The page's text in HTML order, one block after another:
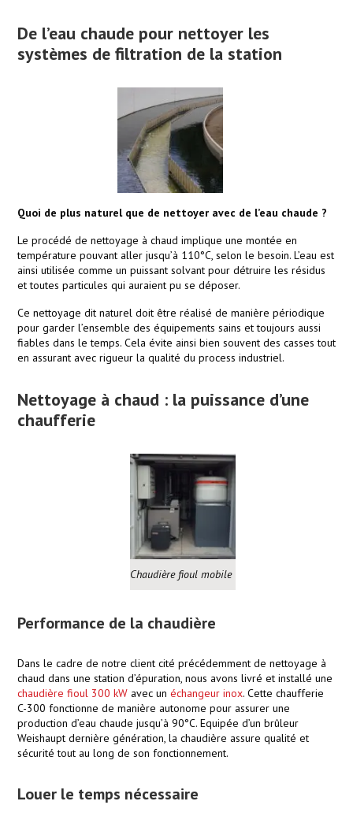
De l’eau chaude pour nettoyer les
systèmes de filtration de la station
Quoi de plus naturel que de nettoyer avec de l’eau chaude ?
Le procédé de nettoyage à chaud implique une montée en
température pouvant aller jusqu’à 110°C, selon le besoin. L’eau est
ainsi utilisée comme un puissant solvant pour détruire les résidus
et toutes particules qui auraient pu se déposer.
Ce nettoyage dit naturel doit être réalisé de manière périodique
pour garder l’ensemble des équipements sains et toujours aussi
fiables dans le temps. Cela évite ainsi bien souvent des casses tout
en assurant avec rigueur la qualité du process industriel.
Nettoyage à chaud : la puissance d’une
chaufferie
Chaudière fioul mobile
Performance de la chaudière
Dans le cadre de notre client cité précédemment de nettoyage à
chaud dans une station d’épuration, nous avons livré et installé une
chaudière fioul 300 kW avec un échangeur inox. Cette chaufferie
C-300 fonctionne de manière autonome pour assurer une
production d’eau chaude jusqu’à 90°C. Equipée d’un brûleur
Weishaupt dernière génération, la chaudière assure qualité et
sécurité tout au long de son fonctionnement.
Louer le temps nécessaire